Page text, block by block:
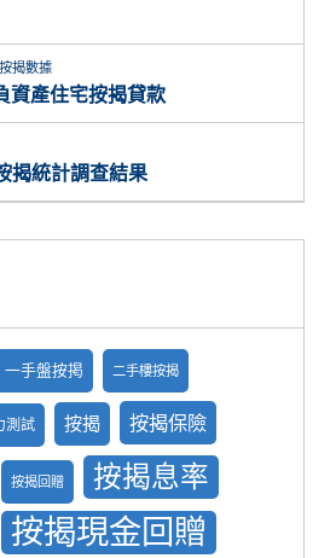
按揭數據
產住宅按揭貸款
揭統計調查結果
一手盤按掲 二手樓按揭
測試 按揭 按揭保險
按揭回贈 按揭息率
按揭現金回贈